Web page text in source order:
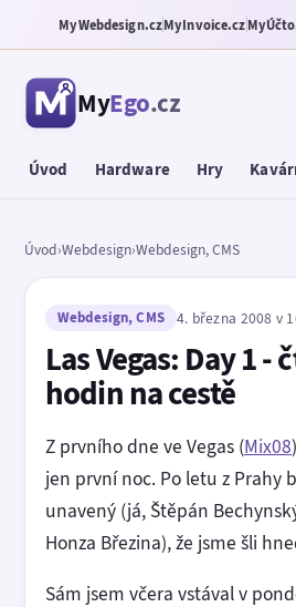
MyWebdesign.czMyInvoice.cz
MyEgo.cz
Úvod Hardware Hry
Úvod›Webdesign›Webdesign, CMS
Webdesign, CMS 4. března 2008 v
Las Vegas: Day 1
hodin na cestě
Z prvního dne ve Vegas (Mix08
jen první noc. Po letu z Prahy
unavený (já, Štěpán
Honza Březina), že jsme šli
Sám jsem včera vstával v